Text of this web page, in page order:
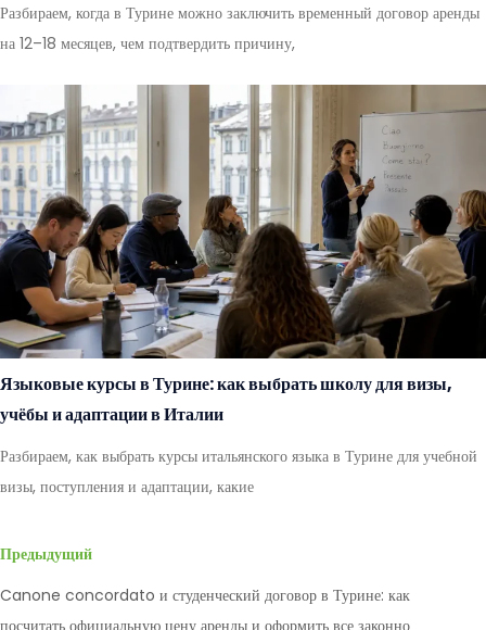
Разбираем, когда в Турине можно заключить временный договор аренды
на 12–18 месяцев, чем подтвердить причину,
Языковые курсы в Турине: как выбрать школу для визы,
учёбы и адаптации в Италии
Разбираем, как выбрать курсы итальянского языка в Турине для учебной
визы, поступления и адаптации, какие
Предыдущий
Canone concordato и студенческий договор в Турине: как
посчитать официальную цену аренды и оформить все законно